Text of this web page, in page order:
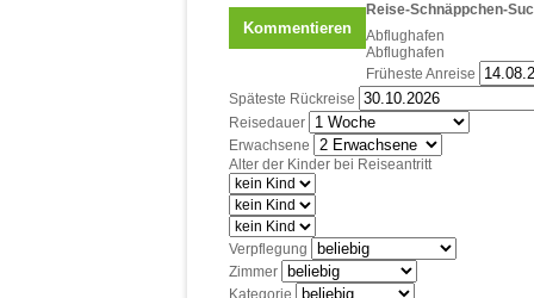
Reise-Schnäppchen-
Abflughafen
Abflughafen
Früheste Anreise
Späteste Rückreise
Reisedauer
Erwachsene
Alter der Kinder bei Reiseantritt
Verpflegung
Zimmer
Kategorie